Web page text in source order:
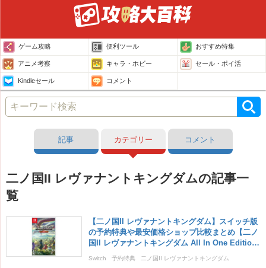
ゲーム攻略 便利ツール おすすめ特集
アニメ考察 キャラ・ホビー セール・ポイ活
Kindleセール コメント
記事 カテゴリー コメント
二ノ国II レヴァナントキングダムの記事一
覧
【二ノ国II レヴァナントキングダム】スイッチ版
の予約特典や最安価格ショップ比較まとめ【二ノ
国II レヴァナントキングダム All In One Editio
Switch 予約特典 二ノ国II レヴァナントキングダム